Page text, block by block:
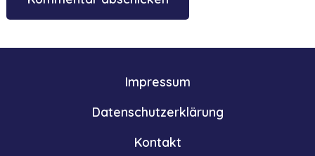
Impressum
Datenschutzerklärung
Kontakt